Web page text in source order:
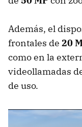
Además, el
frontales de 20
como en la
videollamadas
de uso.